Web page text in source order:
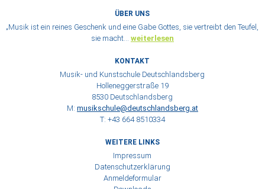
ÜBER UNS
„Musik ist ein reines Geschenk und eine Gabe Gottes, sie vertreibt den Teufel,
sie macht… weiterlesen
KONTAKT
Musik- und Kunstschule Deutschlandsberg
Holleneggerstraße 19
8530 Deutschlandsberg
M: musikschule@deutschlandsberg.at
T: +43 664 8510334
WEITERE LINKS
Impressum
Datenschutzerklärung
Anmeldeformular